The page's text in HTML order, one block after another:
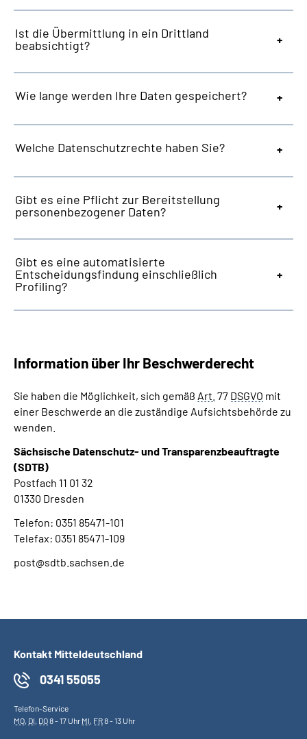
Ist die Übermittlung in ein Drittland
beabsichtigt?
Wie lange werden Ihre Daten gespeichert?
Welche Datenschutzrechte haben Sie?
Gibt es eine Pflicht zur Bereitstellung
personenbezogener Daten?
Gibt es eine automatisierte
Entscheidungsfindung einschließlich
Profiling?
Information über Ihr Beschwerderecht
Sie haben die Möglichkeit, sich gemäß Art. 77 DSGVO mit
einer Beschwerde an die zuständige Aufsichtsbehörde zu
wenden.
Sächsische Datenschutz- und Transparenzbeauftragte
(SDTB)
Postfach 11 01 32
01330 Dresden
Telefon: 0351 85471-101
Telefax: 0351 85471-109
post@sdtb.sachsen.de
Kontakt Mitteldeutschland
0341 55055
Telefon-Service
MO, DI, DO8 - 17 Uhr MI, FR8 - 13 Uhr